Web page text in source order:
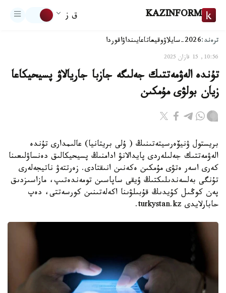
KAZINFORM ق ز
ترەند:2026-سايلاۋ وقيعاتاعايىنداۋاقوردا
10:56, 15 قازان 2025
تۇندە الەۋمەتتىك جەلىگە جازبا جاريالاۋ پسيحيكاعا
زيان بولۋى مۇمكىن
بريستول ۋنيۆەرسيتەتىنىڭ ( ۇلى بريتانيا) عالىمدارى تۇندە
الەۋمەتتىك جەلىلەردى پايدالانۋ ادامنىڭ پسيحيكالىق دەنساۋلىعىنا
كەرى اسەر ەتۋى مۇمكىن ەكەنىن انىقتادى. زەرتتەۋ ناتيجەلەرى
تۇنگى بەلسەندىلىكتىڭ ۇيقى ساپاسىن تومەندەتىپ، مازاسىزدىق
پەن كوڭىل كۇيدىڭ قۇبىلۋىنا اكەلەتىنىن كورسەتتى، دەپ
حابارلايدى turkystan.kz.